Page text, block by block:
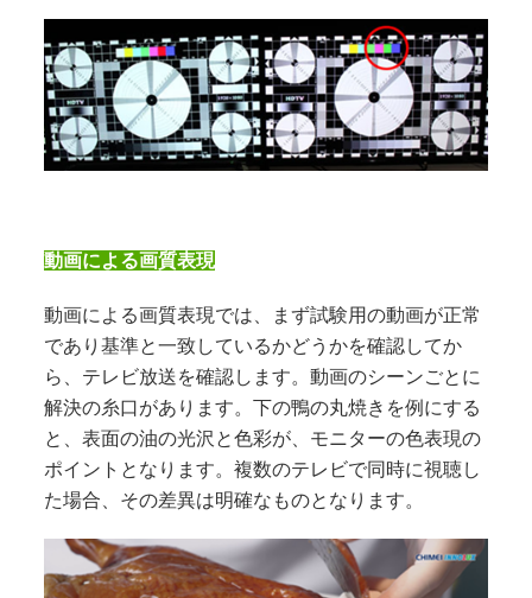
動画による画質表現
動画による画質表現では、まず試験用の動画が正常
であり基準と一致しているかどうかを確認してか
ら、テレビ放送を確認します。動画のシーンごとに
解決の糸口があります。下の鴨の丸焼きを例にする
と、表面の油の光沢と色彩が、モニターの色表現の
ポイントとなります。複数のテレビで同時に視聴し
た場合、その差異は明確なものとなります。